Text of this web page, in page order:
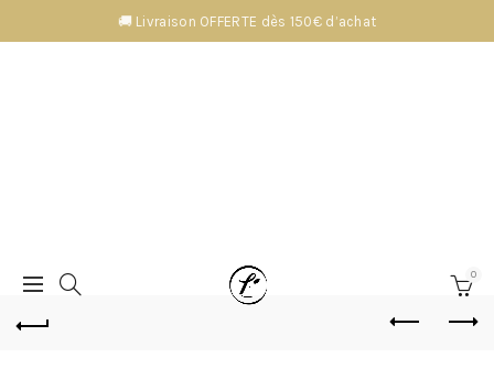
🚚 Livraison OFFERTE dès 150€ d’achat
0